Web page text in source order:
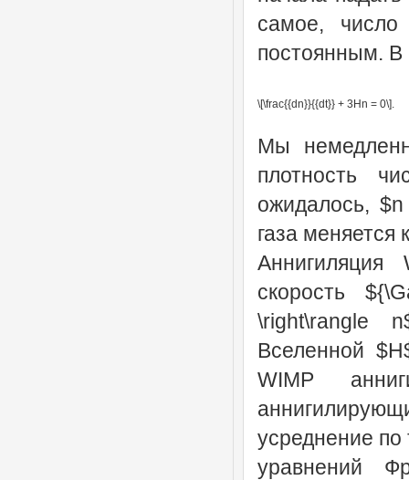
самое,
постоянным. В
\[\frac{{dn}}{{dt}} + 3Hn = 0\].
Мы
плотность
ожидалось,
газа меняется
Аннигиляция
скорость
\right\rangle
Вселенной
WIMP
усреднение
уравнений